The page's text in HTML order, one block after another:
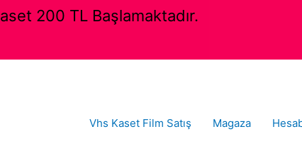
Vhs Kaset Film Satış Magaza
200 TL Başlamaktadır.